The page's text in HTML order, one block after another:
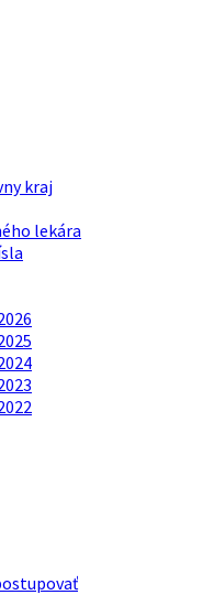
kraj
lekára